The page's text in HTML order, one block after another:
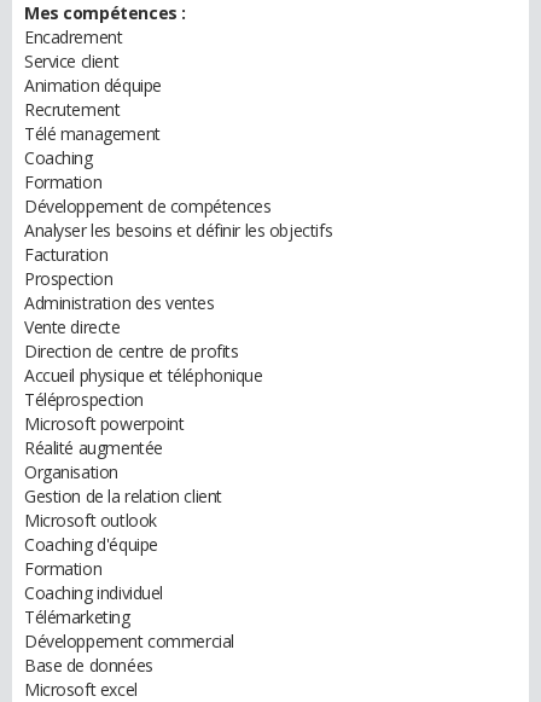
Mes compétences :
Encadrement
Service client
Animation déquipe
Recrutement
Télé management
Coaching
Formation
Développement de compétences
Analyser les besoins et définir les objectifs
Facturation
Prospection
Administration des ventes
Vente directe
Direction de centre de profits
Accueil physique et téléphonique
Téléprospection
Microsoft powerpoint
Réalité augmentée
Organisation
Gestion de la relation client
Microsoft outlook
Coaching d'équipe
Formation
Coaching individuel
Télémarketing
Développement commercial
Base de données
Microsoft excel